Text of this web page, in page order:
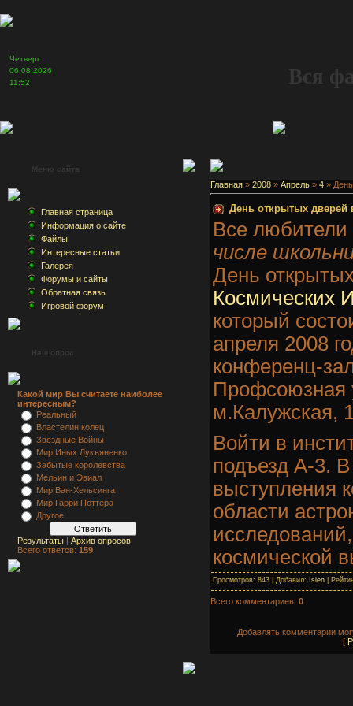
Четверг
06.08.2026
11:52
Вся
Меню сайта
Главная страница
Информация о сайте
Файлы
Интересные статьи
Галерея
Форумы и сайты
Обратная связь
Игровой форум
Наш опрос
Какой мир Вы считаете наиболее
интересным?
Реальный
Властелин колец
Звездные Войны
Мир Иных Лукъяненко
Забытые королевства
Мельин и Эвиал
Мир Ван-Хельсинга
Мир Гарри Поттера
Другое
Результаты | Архив опросов
Всего ответов: 159
Главная » 2008 » Апрель » 4 »
День открытых дверей
Все
числе
День
Космических
который
апреля 2008
конференц-
Профсоюзная
м.Калужская,
Войти в
подъезд А-3.
выступления
области
космической
Просмотров: 843 | Добавил: Isien |
Всего комментариев: 0
Добавлять комментарии
[